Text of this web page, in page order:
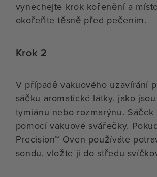
vynechejte krok kořenění a
okořeňte těsně před pečením.
Krok 2
V případě vakuového uzavírání
sáčku aromatické látky, jako
tymiánu nebo rozmarýnu.
pomocí vakuové svářečky.
Precision™ Oven používáte
sondu, vložte ji do středu